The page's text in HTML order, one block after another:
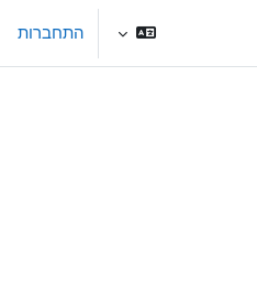
התחברות